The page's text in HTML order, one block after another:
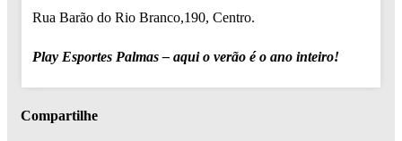
Rua Barão do Rio Branco,190, Centro.
Play Esportes Palmas – aqui o verão é o ano inteiro!
Compartilhe